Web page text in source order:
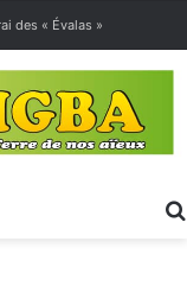
des « Évalas »